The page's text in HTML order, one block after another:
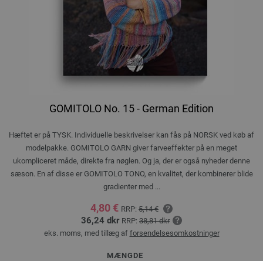
GOMITOLO No. 15 - German Edition
Hæftet er på TYSK. Individuelle beskrivelser kan fås på NORSK ved køb af
modelpakke. GOMITOLO GARN giver farveeffekter på en meget
ukompliceret måde, direkte fra nøglen. Og ja, der er også nyheder denne
sæson. En af disse er GOMITOLO TONO, en kvalitet, der kombinerer blide
gradienter med ...
4,80 € RRP: 5,14 €
36,24 dkr RRP: 38,81 dkr
eks. moms, med tillæg af forsendelsesomkostninger
MÆNGDE